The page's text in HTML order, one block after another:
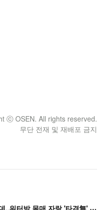
ⓒ OSEN. All rights reserved.
무단 전재 및 재배포 금지
비
비, 성행위 연상 안무로 논란인데..워터밤 몸매 자랑 '타격無' 근황